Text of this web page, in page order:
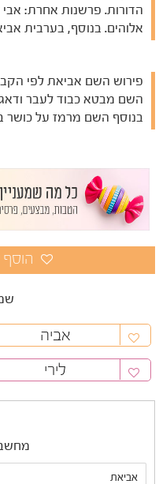
הדורות. פרשנות אחרת:
אלוהים. בנוסף, בערבית
פירוש השם אביאת לפי
השם מבטא כבוד לעבר
בנוסף השם מרמז על כושר
אביה
לירי